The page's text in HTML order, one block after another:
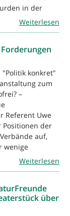
in der
Weiterlesen
konkret"
zum
–
Referent Uwe
Positionen der
auf,
wenige
Weiterlesen
über